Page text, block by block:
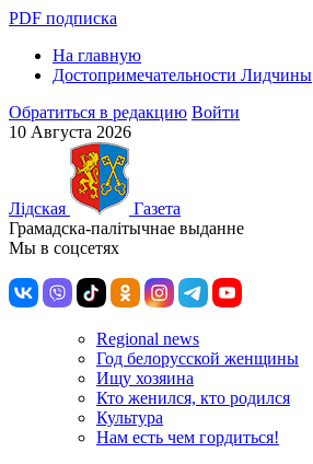
PDF подписка
На главную
Достопримечательности Лидчины
Обратиться в редакцию Войти
10 Августа 2026
Лiдская
Газета
Грамадска-палiтычнае выданне
Мы в соцсетях
Regional news
Год белорусской женщины
Ищу хозяина
Кто женился, кто родился
Культура
Нам есть чем гордиться!